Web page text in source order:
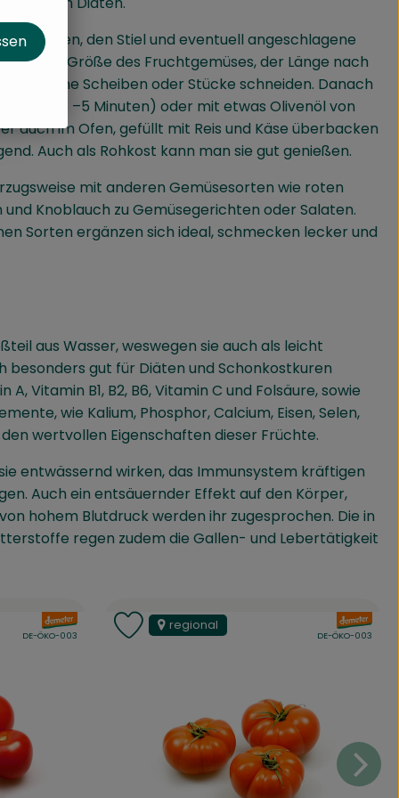
waschen, den Stiel und eventuell angeschlagene
je nach Größe des Fruchtgemüses, der Länge nach
in kleine Scheiben oder Stücke schneiden. Danach
(ca. 3 –5 Minuten) oder mit etwas Olivenöl von
auch im Ofen, gefüllt mit Reis und Käse überbacken
Auch als Rohkost kann man sie gut genießen.
mit anderen Gemüsesorten wie roten
Knoblauch zu Gemüsegerichten oder Salaten.
Sorten ergänzen sich ideal, schmecken lecker und
aus Wasser, weswegen sie auch als leicht
besonders gut für Diäten und Schonkostkuren
Vitamin B1, B2, B6, Vitamin C und Folsäure, sowie
wie Kalium, Phosphor, Calcium, Eisen, Selen,
den wertvollen Eigenschaften dieser Früchte.
entwässernd wirken, das Immunsystem kräftigen
Auch ein entsäuernder Effekt auf den Körper,
hohem Blutdruck werden ihr zugesprochen. Die in
regen zudem die Gallen- und Lebertätigkeit
, Verband:
, Kontrollstelle:
DE-ÖKO-003
, Verband:
, Kontrollstelle:
DE-ÖKO-003
regional
Produkt zu Favouriten hinzufügen